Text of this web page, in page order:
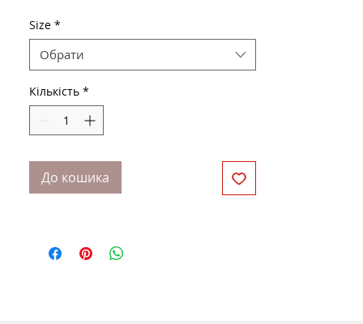
шаль з обробкою міланським швом.
Полотно тонке, має делікатний блиск
Відкритий, без гудзиків
Довжина 130 см +
Size *
Обрати
Кількість *
До кошика